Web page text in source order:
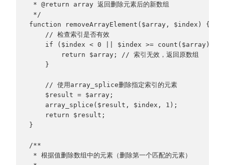
* @return array 返回删除元素后的新数组
*/
function removeArrayElement($array, $index) {
// 检查索引是否有效
if ($index < 0 || $index >= count($array)) {
return $array; // 索引无效，返回原数组
}
// 使用array_splice删除指定索引的元素
$result = $array;
array_splice($result, $index, 1);
return $result;
}
/**
* 根据值删除数组中的元素（删除第一个匹配的元素）